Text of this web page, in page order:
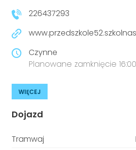
226437293
Czynne
Planowane zamknięcie 16:00
WIĘCEJ
Dojazd
Tramwaj